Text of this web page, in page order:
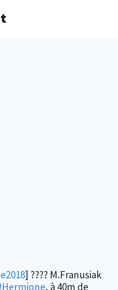
] ???? M.Franusiak
, à 40m de